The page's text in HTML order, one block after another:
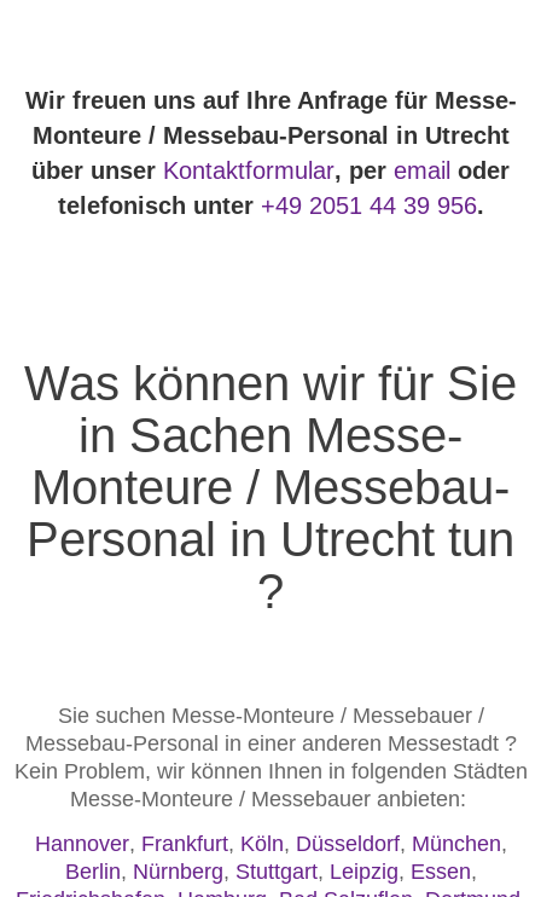
Wir freuen uns auf Ihre Anfrage für Messe-
Monteure / Messebau-Personal in Utrecht
über unser Kontaktformular, per email oder
telefonisch unter +49 2051 44 39 956.
Was können wir für Sie
in Sachen Messe-
Monteure / Messebau-
Personal in Utrecht tun
?
Sie suchen Messe-Monteure / Messebauer /
Messebau-Personal in einer anderen Messestadt ?
Kein Problem, wir können Ihnen in folgenden Städten
Messe-Monteure / Messebauer anbieten:
Hannover, Frankfurt, Köln, Düsseldorf, München,
Berlin, Nürnberg, Stuttgart, Leipzig, Essen,